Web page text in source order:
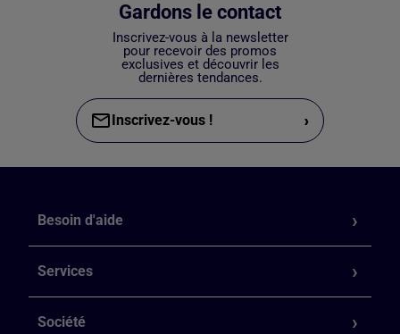
Gardons le contact
Inscrivez-vous à la newsletter
pour recevoir des promos
exclusives et découvrir les
dernières tendances.
Inscrivez-vous ! ›
Besoin d'aide
Services
Société